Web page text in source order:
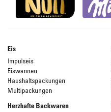
Eis
Impulseis
Eiswannen
Haushaltspackungen
Multipackungen
Herzhafte Backwaren